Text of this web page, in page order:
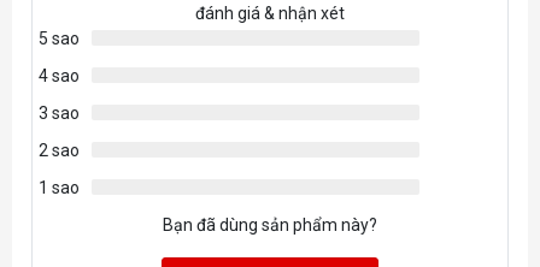
đánh giá & nhận xét
5 sao
4 sao
3 sao
2 sao
1 sao
Bạn đã dùng sản phẩm này?